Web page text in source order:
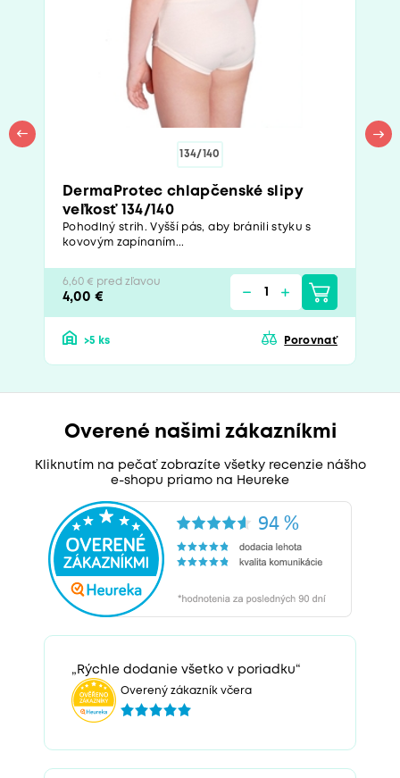
134/140
DermaProtec chlapčenské slipy
veľkosť 134/140
Pohodlný strih. Vyšší pás, aby bránili styku s
kovovým zapínaním...
6,60 € pred zľavou
4,00 €
>5 ks Porovnať
Overené našimi zákazníkmi
Kliknutím na pečať zobrazíte všetky recenzie nášho
e-shopu priamo na Heureke
„Rýchle dodanie všetko v poriadku“
Overený zákazník včera